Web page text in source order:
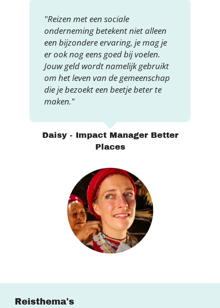
"Reizen met een sociale
onderneming betekent niet alleen
een bijzondere ervaring, je mag je
er ook nog eens goed bij voelen.
Jouw geld wordt namelijk gebruikt
om het leven van de gemeenschap
die je bezoekt een beetje beter te
maken."
Daisy - Impact Manager Better
Places
Reisthema's